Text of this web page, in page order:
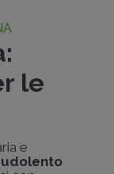
le
e